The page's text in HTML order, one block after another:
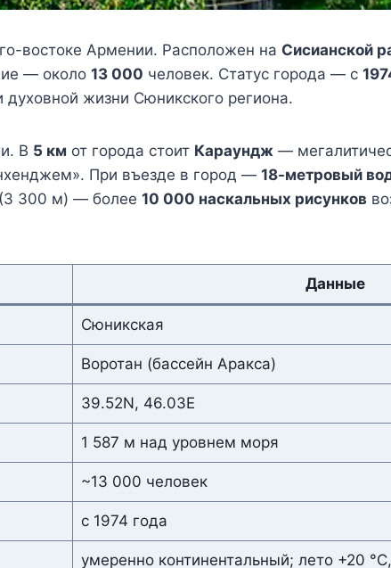
востоке Армении. Расположен на Сисианской
— около 13 000 человек. Статус города — с
духовной жизни Сюникского региона.
В 5 км от города стоит Караундж —
При въезде в город — 18-метровый
(3 300 м) — более 10 000 наскальных рисунков
Данные
Сюникская
Воротан (бассейн Аракса)
39.52N, 46.03E
1 587 м над уровнем моря
~13 000 человек
с 1974 года
умеренно континентальный; лето +20